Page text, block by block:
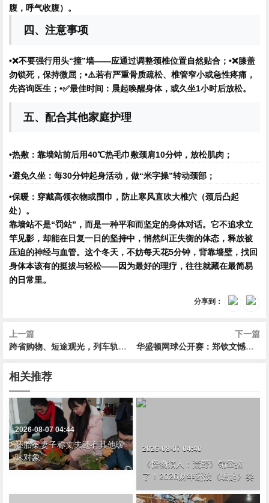
腹，呼气收腹）。
四、注意事项
•❌不要强行用头“撞”墙——应通过调整颈椎位置自然贴合；•❌膝盖
勿锁死，保持微屈；•⚠️若有严重骨质疏松、椎管窄小或急性疼痛，
先咨询医生；•✅最佳时间：晨起唤醒身体，或久坐1小时后放松。
五、配合其他家庭护理
•热敷：靠墙站前后用40℃热毛巾敷颈肩10分钟，放松肌肉；
•避免久坐：每30分钟起身活动，做“米字操”转动颈部；
•保暖：穿戴高领衣物或围巾，防止寒风直吹大椎穴（颈后凸起
处）。
靠墙站不是“罚站”，而是一种平和而坚定的身体对话。它不追求立
竿见影，却能在日复一日的坚持中，悄然纠正失衡的体态，释放被
压迫的神经与血管。这个冬天，不妨每天花5分钟，背靠墙壁，找回
身体本该有的挺拔与轻松——因为最好的理疗，往往就藏在最简易
的日常里。
分享到：
上一篇
跨省购物、短途观光，列车轨道串起消费新活力
下一篇
华盛顿网球公开赛：郑钦文憾负伊埃拉 王欣瑜晋级女单次轮
相关推荐
2026-08-07 04:44
胚胎案妻子称丈夫还有其他暧
昧对象
2026-08-07 04:40
《怪物猎人：荒野》销量拉
了！2026财年还没《崛起》卖
的多